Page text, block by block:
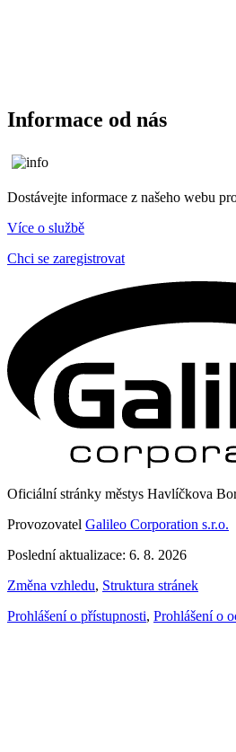
Informace od nás
Dostávejte informace z našeho webu
Více o službě
Chci se zaregistrovat
Oficiální stránky městys Havlíčkova
Provozovatel Galileo Corporation s.r.o.
Poslední aktualizace: 6. 8. 2026
Změna vzhledu, Struktura stránek
Prohlášení o přístupnosti, Prohlášení o